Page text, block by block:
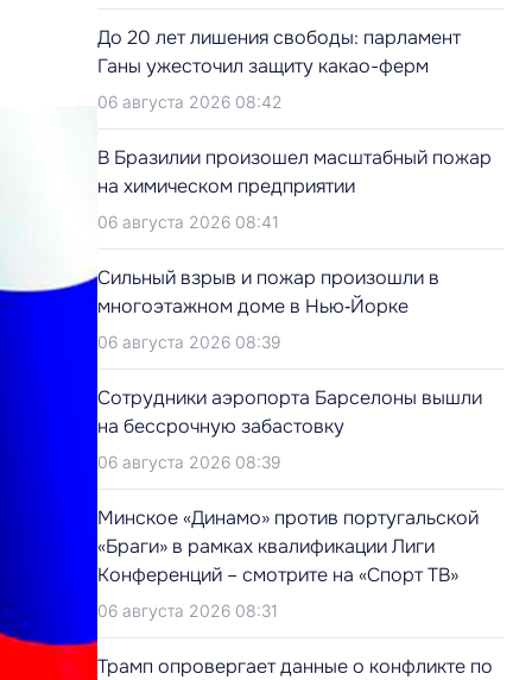
До 20 лет лишения свободы: парламент
Ганы ужесточил защиту какао-ферм
06 августа 2026 08:42
В Бразилии произошел масштабный пожар
на химическом предприятии
06 августа 2026 08:41
Сильный взрыв и пожар произошли в
многоэтажном доме в Нью‑Йорке
06 августа 2026 08:39
Сотрудники аэропорта Барселоны вышли
на бессрочную забастовку
06 августа 2026 08:39
Минское «Динамо» против португальской
«Браги» в рамках квалификации Лиги
Конференций – смотрите на «Спорт ТВ»
06 августа 2026 08:31
Трамп опровергает данные о конфликте по